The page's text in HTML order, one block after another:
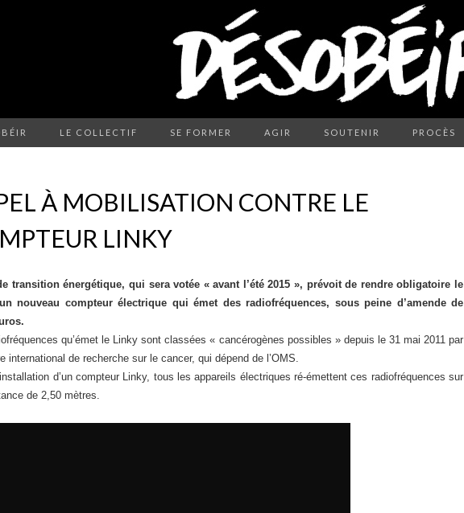
LE COLLECTIF SE FORMER AGIR SOUTENIR PROCÈS
À MOBILISATION CONTRE LE
LINKY
transition énergétique, qui sera votée « avant l’été 2015 », prévoit de rendre obligatoire le
nouveau compteur électrique qui émet des radiofréquences, sous peine d’amende de
qu’émet le Linky sont classées « cancérogènes possibles » depuis le 31 mai 2011 par
international de recherche sur le cancer, qui dépend de l’OMS.
d’un compteur Linky, tous les appareils électriques ré-émettent ces radiofréquences sur
de 2,50 mètres.